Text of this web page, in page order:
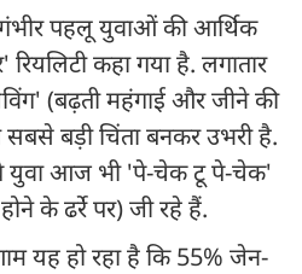
पहलू युवाओं की आर्थिक
कहा गया है. लगातार
(बढ़ती महंगाई और जीने की
सबसे बड़ी चिंता बनकर उभरी है.
युवा आज भी 'पे-चेक टू पे-चेक'
के ढर्रे पर) जी रहे हैं.
यह हो रहा है कि 55% जेन-